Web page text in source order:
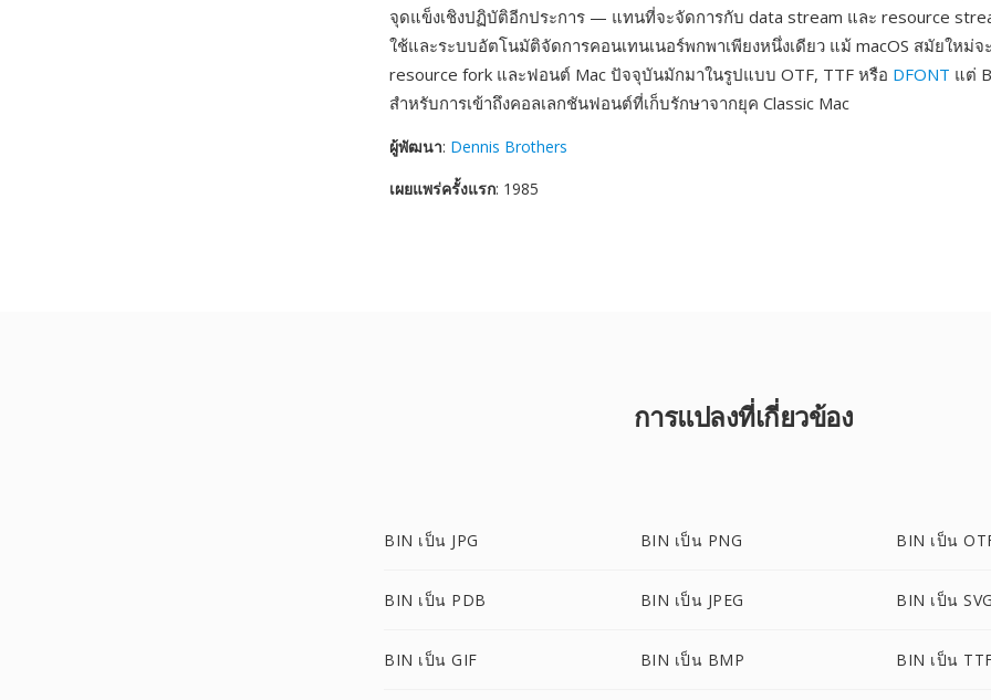
จุดแข็งเชิงปฏิบัติอีกประการ — แทนที่จะจัดการกับ data stream และ resource
ใช้และระบบอัตโนมัติจัดการคอนเทนเนอร์พกพาเพียงหนึ่งเดียว แม้ macOS สมัยใหม่จ
resource fork และฟอนต์ Mac ปัจจุบันมักมาในรูปแบบ OTF, TTF หรือ DFONT แต่
สำหรับการเข้าถึงคอลเลกชันฟอนต์ที่เก็บรักษาจากยุค Classic Mac
ผู้พัฒนา: Dennis Brothers
เผยแพร่ครั้งแรก: 1985
การแปลงที่เกี่ยวข้อง
BIN เป็น JPG BIN เป็น PNG BIN เป็น
BIN เป็น PDB BIN เป็น JPEG BIN เป็น SVG
BIN เป็น GIF BIN เป็น BMP BIN เป็น